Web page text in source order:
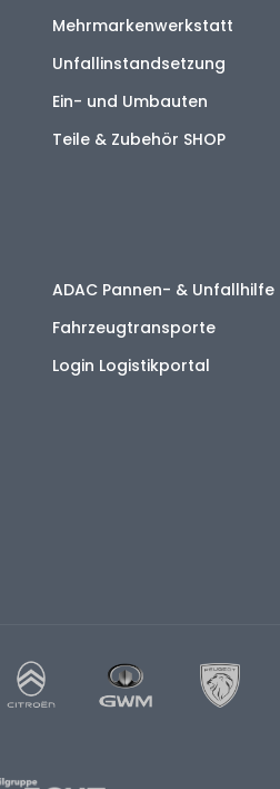
Mehrmarkenwerkstatt
Unfallinstandsetzung
Ein- und Umbauten
Teile & Zubehör SHOP
ADAC Pannen- & Unfallhilfe
Fahrzeugtransporte
Login Logistikportal